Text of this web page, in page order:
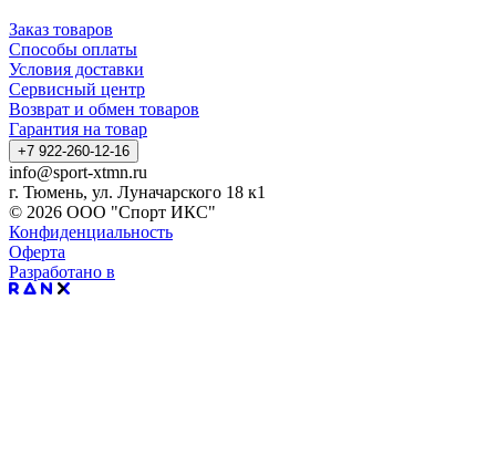
Заказ товаров
Способы оплаты
Условия доставки
Сервисный центр
Возврат и обмен товаров
Гарантия на товар
+7 922-260-12-16
info@sport-xtmn.ru
г. Тюмень, ул. Луначарского 18 к1
© 2026 ООО "Спорт ИКС"
Конфиденциальность
Оферта
Разработано в